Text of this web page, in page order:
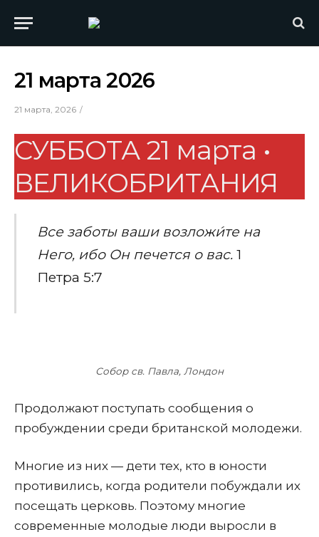
21 марта 2026
21 марта, 2026
СУББОТА 21 марта •
ВЕЛИКОБРИТАНИЯ
Все заботы ваши возложи́те на
Него, ибо Он печется о вас. 1
Петра 5:7
Собор св. Павла, Лондон
Продолжают поступать сообщения о
пробуждении среди британской молодежи.
Многие из них — дети тех, кто в юности
противились, когда родители побуждали их
посещать церковь. Поэтому многие
современные молодые люди выросли в